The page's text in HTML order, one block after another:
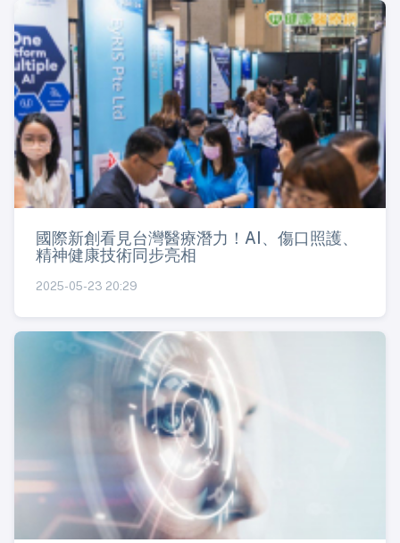
國際新創看見台灣醫療潛力！AI、傷口照護、
精神健康技術同步亮相
2025-05-23 20:29